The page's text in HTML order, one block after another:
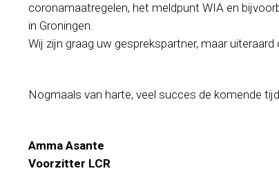
coronamaatregelen, het meldpunt WIA en
in Groningen.
Wij zijn graag uw gesprekspartner, maar
Nogmaals van harte, veel succes de komende
Amma Asante
Voorzitter LCR